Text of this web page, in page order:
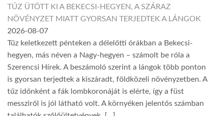
TŰZ ÜTÖTT KI A BEKECSI-HEGYEN, A SZÁRAZ
NÖVÉNYZET MIATT GYORSAN TERJEDTEK A LÁNGOK
2026-08-07
Tűz keletkezett pénteken a délelőtti órákban a Bekecsi-
hegyen, más néven a Nagy-hegyen – számolt be róla a
Szerencsi Hírek. A beszámoló szerint a lángok több ponton
is gyorsan terjedtek a kiszáradt, földközeli növényzetben. A
tűz időnként a fák lombkoronáját is elérte, így a füst
messziről is jól látható volt. A környéken jelentős számban